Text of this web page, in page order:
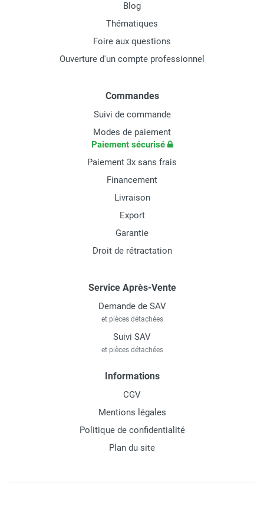
Blog
Thématiques
Foire aux questions
Ouverture d'un compte professionnel
Commandes
Suivi de commande
Modes de paiement
Paiement sécurisé
Paiement 3x sans frais
Financement
Livraison
Export
Garantie
Droit de rétractation
Service Après-Vente
Demande de SAV
et pièces détachées
Suivi SAV
et pièces détachées
Informations
CGV
Mentions légales
Politique de confidentialité
Plan du site